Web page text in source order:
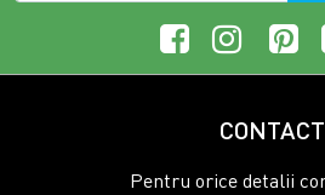
CONTACT
Pentru orice detalii